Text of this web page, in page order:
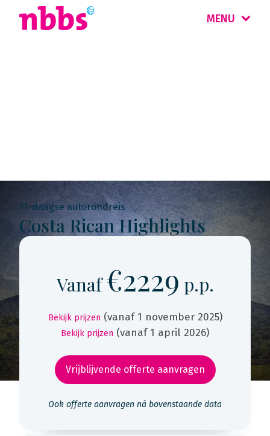
MENU
11-daagse autorondreis
Costa Rican Highlights
Vanaf€2229 p.p.
Bekijk prijzen (vanaf 1 november 2025)
Bekijk prijzen (vanaf 1 april 2026)
Vrijblijvende offerte aanvragen
Ook offerte aanvragen ná bovenstaande data